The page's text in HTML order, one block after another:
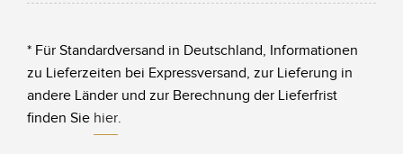
* Für Standardversand in Deutschland, Informationen
zu Lieferzeiten bei Expressversand, zur Lieferung in
andere Länder und zur Berechnung der Lieferfrist
finden Sie hier.